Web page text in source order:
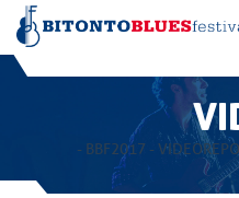
- BBF2017 -